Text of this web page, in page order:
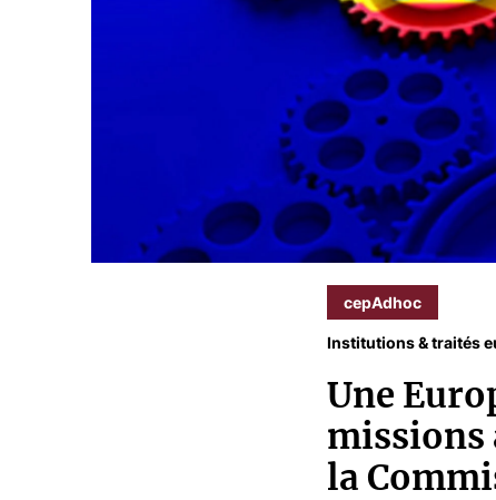
cepAdhoc
Institutions & traités
Une
missions
la